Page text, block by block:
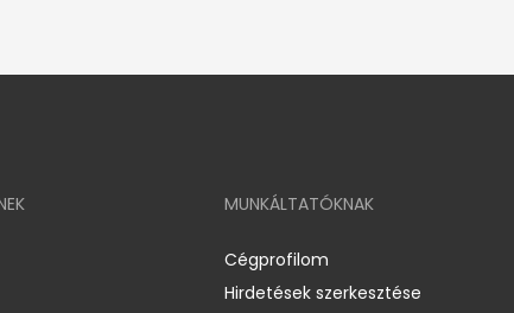
MUNKÁLTATÓKNAK
Cégprofilom
Hirdetések szerkesztése